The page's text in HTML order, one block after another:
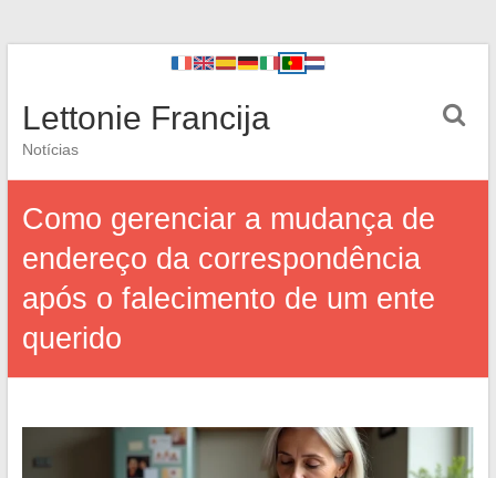
Lettonie Francija
Notícias
Como gerenciar a mudança de
endereço da correspondência
após o falecimento de um ente
querido